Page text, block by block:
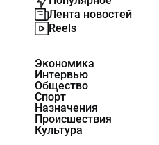
Лента новостей
Reels
Экономика
Интервью
Общество
Спорт
Назначения
Происшествия
Культура